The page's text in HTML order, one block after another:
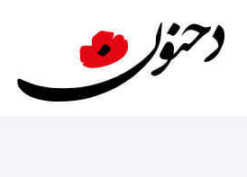
المحتوى